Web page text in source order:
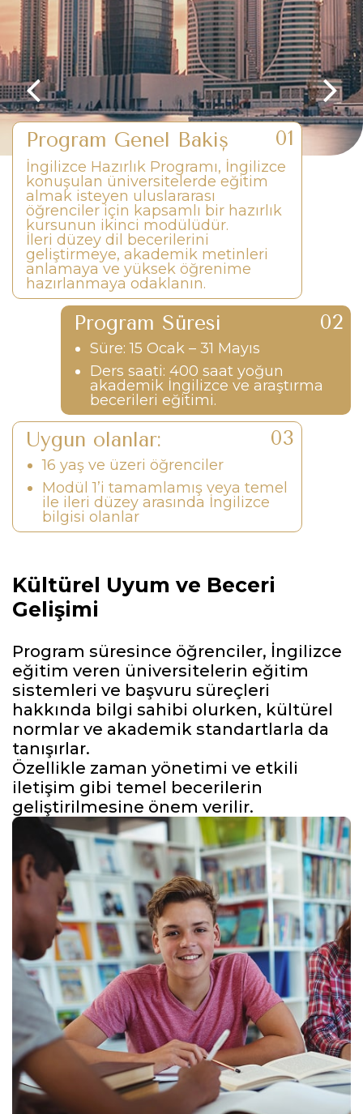
Program Genel Bakış
İngilizce Hazırlık Programı, İngilizce
konuşulan üniversitelerde eğitim
almak isteyen uluslararası
öğrenciler için kapsamlı bir hazırlık
kursunun ikinci modülüdür.
İleri düzey dil becerilerini
geliştirmeye, akademik metinleri
anlamaya ve yüksek öğrenime
hazırlanmaya odaklanın.
Program Süresi
Süre: 15 Ocak – 31 Mayıs
Ders saati: 400 saat yoğun
akademik İngilizce ve araştırma
becerileri eğitimi.
Uygun olanlar:
16 yaş ve üzeri öğrenciler
Modül 1’i tamamlamış veya temel
ile ileri düzey arasında İngilizce
bilgisi olanlar
Kültürel Uyum ve Beceri
Gelişimi
Program süresince öğrenciler, İngilizce
eğitim veren üniversitelerin eğitim
sistemleri ve başvuru süreçleri
hakkında bilgi sahibi olurken, kültürel
normlar ve akademik standartlarla da
tanışırlar.
Özellikle zaman yönetimi ve etkili
iletişim gibi temel becerilerin
geliştirilmesine önem verilir.